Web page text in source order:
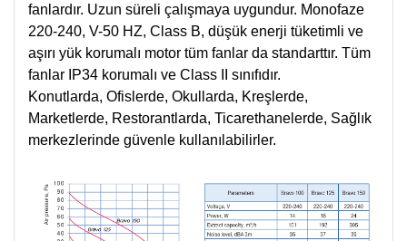
fanlardır. Uzun süreli çalışmaya uygundur. Monofaze
220-240, V-50 HZ, Class B, düşük enerji tüketimli ve
aşırı yük korumalı motor tüm fanlar da standarttır. Tüm
fanlar IP34 korumalı ve Class II sınıfıdır.
Konutlarda, Ofislerde, Okullarda, Kreşlerde,
Marketlerde, Restorantlarda, Ticarethanelerde, Sağlık
merkezlerinde güvenle kullanılabilirler.